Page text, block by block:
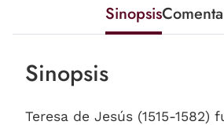
Sinopsis
Sinopsis
Teresa de Jesús (1515-1582)